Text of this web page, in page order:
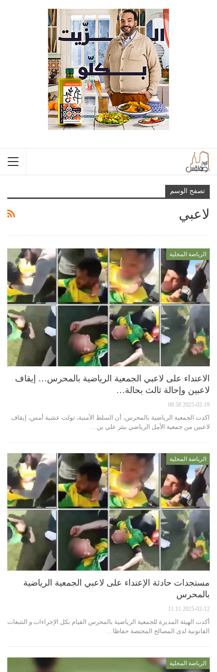
تصفح الوسم
لاعبي
الرياضة المحلية
الاعتداء على لاعبي الجمعية الرياضية بالمحرس… إيقاف
لاعبين وإحالة ثالث بحالة…
2025-02-19 08:58
اكدت الجمعية الرياضية بالمحرس، أن السلط الأمنية، تولت عشية أمس، إيقاف
لاعبين من جمعية الأمل الرياضي ببئر علي بن…
الرياضة المحلية
مستجدات حادثة الإعتداء على لاعبي الجمعية الرياضية
بالمحرس
2025-02-12 11:11
أكدت الهيئة المديرة للجمعية الرياضية بالمحرس القيام بكل الإجراءات و التتبعات
القانونية لدى المصالح المختصة حفاظا…
الرياضة المحلية